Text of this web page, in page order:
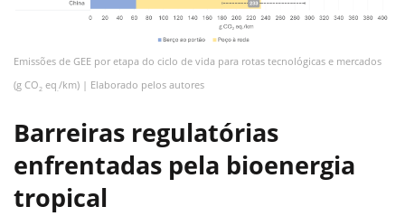
Emissões de GEE por etapa do ciclo de vida para rotas tecnológicas e mercados
(g CO2 eq./km) | Elaborado pelos autores
Barreiras regulatórias
enfrentadas pela bioenergia
tropical